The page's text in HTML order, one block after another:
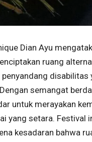
Dian Ayu
ruang
disabilitas
semangat
untuk merayakan
yang setara. Festival
kesadaran bahwa